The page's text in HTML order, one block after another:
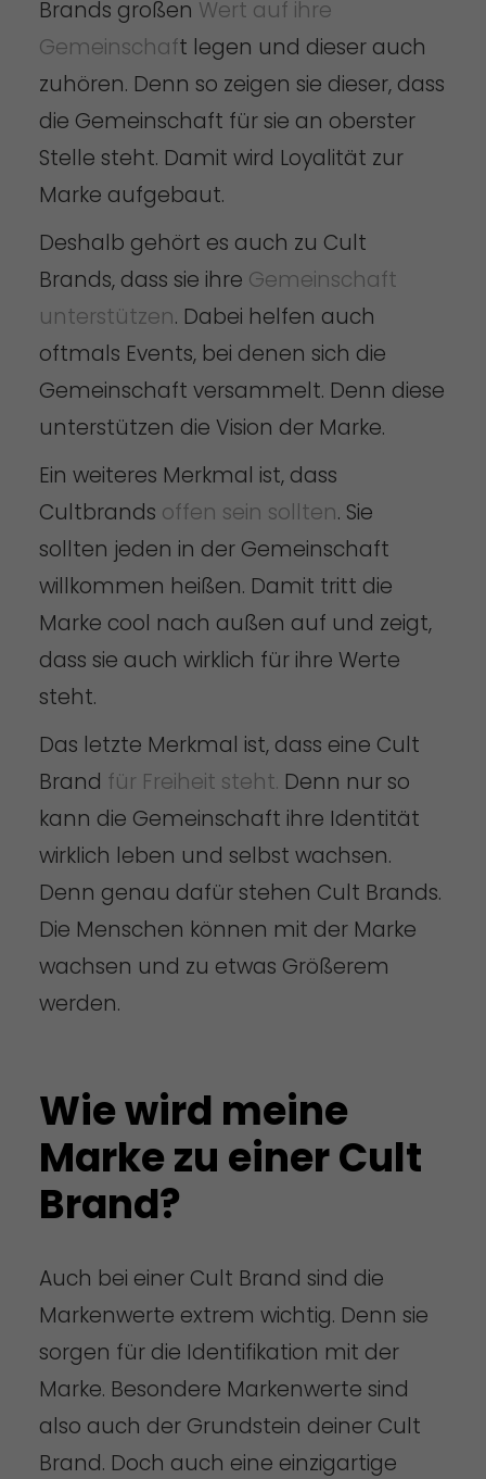
Brands großen Wert auf ihre
Gemeinschaft legen und dieser auch
zuhören. Denn so zeigen sie dieser, dass
die Gemeinschaft für sie an oberster
Stelle steht. Damit wird Loyalität zur
Marke aufgebaut.
Deshalb gehört es auch zu Cult
Brands, dass sie ihre Gemeinschaft
unterstützen. Dabei helfen auch
oftmals Events, bei denen sich die
Gemeinschaft versammelt. Denn diese
unterstützen die Vision der Marke.
Ein weiteres Merkmal ist, dass
Cultbrands offen sein sollten. Sie
sollten jeden in der Gemeinschaft
willkommen heißen. Damit tritt die
Marke cool nach außen auf und zeigt,
dass sie auch wirklich für ihre Werte
steht.
Das letzte Merkmal ist, dass eine Cult
Brand für Freiheit steht. Denn nur so
kann die Gemeinschaft ihre Identität
wirklich leben und selbst wachsen.
Denn genau dafür stehen Cult Brands.
Die Menschen können mit der Marke
wachsen und zu etwas Größerem
werden.
Wie wird meine
Marke zu einer Cult
Brand?
Auch bei einer Cult Brand sind die
Markenwerte extrem wichtig. Denn sie
sorgen für die Identifikation mit der
Marke. Besondere Markenwerte sind
also auch der Grundstein deiner Cult
Brand. Doch auch eine einzigartige